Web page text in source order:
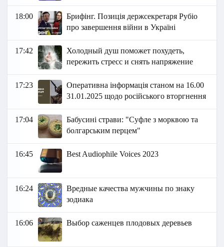
18:00
Брифінг. Позиція держсекретаря Рубіо
про завершення війни в Україні
17:42
Холодный душ поможет похудеть,
пережить стресс и снять напряжение
17:23
Оперативна інформація станом на 16.00
31.01.2025 щодо російського вторгнення
17:04
Бабусині страви: "Суфле з морквою та
болгарським перцем"
16:45 Best Audiophile Voices 2023
16:24
Вредные качества мужчины по знаку
зодиака
16:06 Выбор саженцев плодовых деревьев